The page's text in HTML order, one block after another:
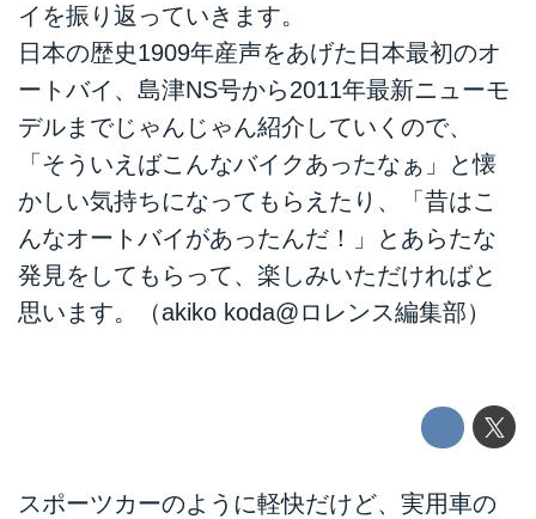
イを振り返っていきます。
日本の歴史1909年産声をあげた日本最初のオ
ートバイ、島津NS号から2011年最新ニューモ
デルまでじゃんじゃん紹介していくので、
「そういえばこんなバイクあったなぁ」と懐
かしい気持ちになってもらえたり、「昔はこ
んなオートバイがあったんだ！」とあらたな
発見をしてもらって、楽しみいただければと
思います。（akiko koda@ロレンス編集部）
スポーツカーのように軽快だけど、実用車の